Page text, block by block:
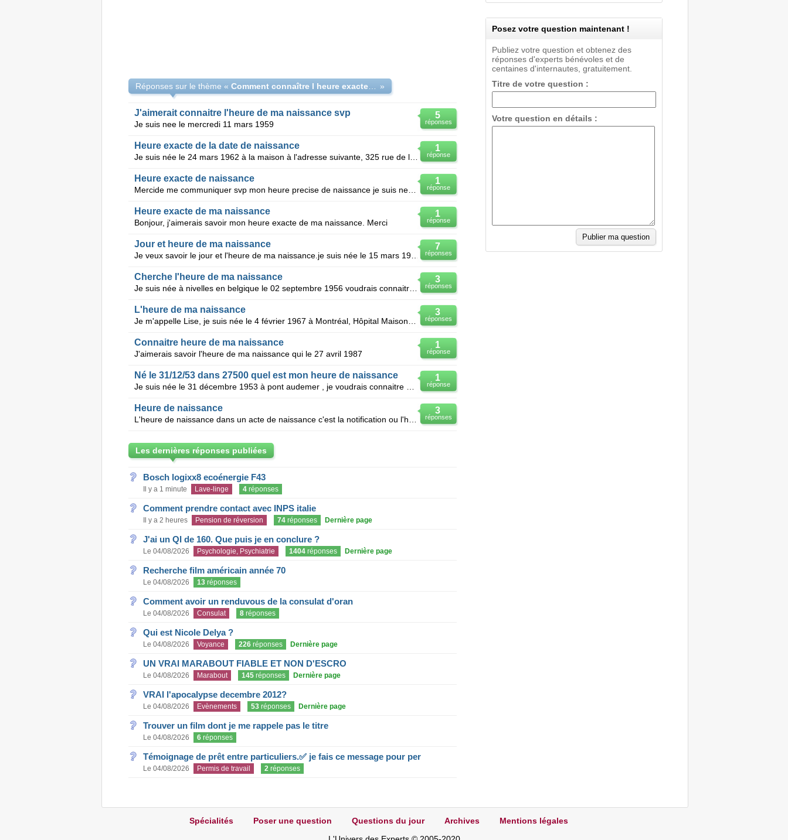
Réponses sur le thème « Comment connaître l heure exacte de ma naissance »
5
réponses
J'aimerait connaitre l'heure de ma naissance svp
Je suis nee le mercredi 11 mars 1959
1
réponse
Heure exacte de la date de naissance
Je suis née le 24 mars 1962 à la maison à l'adresse suivante, 325 rue de la reine québec québec. J'
1
réponse
Heure exacte de naissance
Mercide me communiquer svp mon heure precise de naissance je suis nee LE 10 novembre 1973
1
réponse
Heure exacte de ma naissance
Bonjour, j'aimerais savoir mon heure exacte de ma naissance. Merci
7
réponses
Jour et heure de ma naissance
Je veux savoir le jour et l'heure de ma naissance.je suis née le 15 mars 1991
3
réponses
Cherche l'heure de ma naissance
Je suis née à nivelles en belgique le 02 septembre 1956 voudrais connaitre l'heure de ma naissance
3
réponses
L'heure de ma naissance
1
réponse
Connaitre heure de ma naissance
J'aimerais savoir l'heure de ma naissance qui le 27 avril 1987
1
réponse
Né le 31/12/53 dans 27500 quel est mon heure de naissance
3
réponses
Heure de naissance
Les dernières réponses publiées
Bosch logixx8 ecoénergie F43
Il y a 1 minute Lave-linge 4réponses
Comment prendre contact avec INPS italie
Il y a 2 heures Pension de réversion 74réponses Dernière page
J'ai un QI de 160. Que puis je en conclure ?
Le 04/08/2026 Psychologie, Psychiatrie 1404réponses Dernière page
Recherche film américain année 70
Le 04/08/2026 13réponses
Comment avoir un renduvous de la consulat d'oran
Le 04/08/2026 Consulat 8réponses
Qui est Nicole Delya ?
Le 04/08/2026 Voyance 226réponses Dernière page
UN VRAI MARABOUT FIABLE ET NON D'ESCRO
Le 04/08/2026 Marabout 145réponses Dernière page
VRAI l'apocalypse decembre 2012?
Le 04/08/2026 Evènements 53réponses Dernière page
Trouver un film dont je me rappele pas le titre
Le 04/08/2026 6réponses
Témoignage de prêt entre particuliers.✅ je fais ce message pour per
Le 04/08/2026 Permis de travail 2réponses
Posez votre question maintenant !
Publiez votre question et obtenez des
réponses d'experts bénévoles et de
centaines d'internautes, gratuitement.
Titre de votre question :
Votre question en détails :
Spécialités Poser une question Questions du jour Archives
Mentions légales